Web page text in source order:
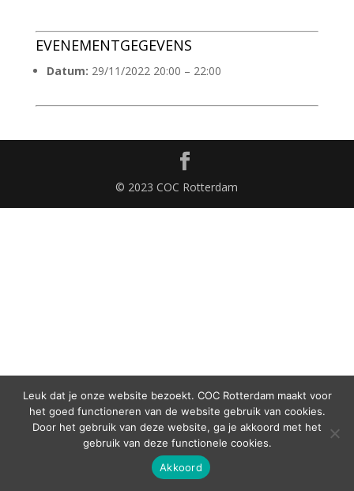
EVENEMENTGEGEVENS
Datum: 29/11/2022 20:00 – 22:00
© 2023 COC Rotterdam
Leuk dat je onze website bezoekt. COC Rotterdam maakt voor
het goed functioneren van de website gebruik van cookies.
Door het gebruik van deze website, ga je akkoord met het
gebruik van deze functionele cookies.
Akkoord